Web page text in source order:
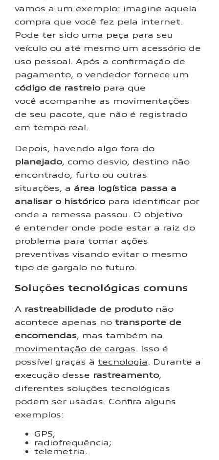
vamos a um exemplo: imagine aquela
compra que você fez pela internet.
Pode ter sido uma peça para seu
veículo ou até mesmo um acessório de
uso pessoal. Após a confirmação de
pagamento, o vendedor fornece um
código de rastreiopara que
você acompanhe as movimentações
de seu pacote, que não é registrado
em tempo real.
Depois, havendo algo fora do
planejado, como desvio, destino não
encontrado, furto ou outras
situações, a área logística passa a
analisar o históricopara identificar por
onde a remessa passou. O objetivo
é entender onde pode estar a raiz do
problema para tomar ações
preventivas visando evitar o mesmo
tipo de gargalo no futuro.
Soluções tecnológicas comuns
A rastreabilidade de produtonão
acontece apenas no transporte de
encomendas , mas também na
movimentação de cargas . Isso é
possível graças à tecnologia . Durante a
execução desse rastreamento,
diferentes soluções tecnológicas
podem ser usadas. Confira alguns
exemplos:
GPS;
radiofrequência;
telemetria.